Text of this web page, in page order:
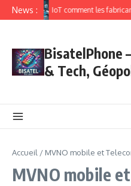
News : IoT comment les
BisatelPhone
& Tech,
Accueil / MVNO mobile et
MVNO mobile